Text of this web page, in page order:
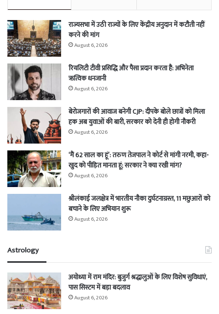
राज्यसभा में उठी राज्यों के लिए केंद्रीय अनुदान में कटौती नहीं
करने की मांग
August 6, 2026
रियलिटी टीवी प्रसिद्धि और पैसा प्रदान करता है: अभिनेता
ऋत्विक धनजानी
August 6, 2026
बेरोजगारों की आवाज बनेगी CJP: दीपके बोले छात्रों को मिला
हक अब युवाओं की बारी, सरकार को देनी ही होगी नौकरी
August 6, 2026
‘मैं 62 साल का हूं’: तरुण तेजपाल ने कोर्ट से मांगी नरमी, कहा-
खुद को पीड़ित मानता हूं; सरकार ने क्या रखी मांग?
August 6, 2026
श्रीलंकाई जलक्षेत्र में भारतीय नौका दुर्घटनाग्रस्त, 11 मछुआरों को
बचाने के लिए अभियान शुरू
August 6, 2026
Astrology
अयोध्या में राम मंदिर: बुजुर्ग श्रद्धालुओं के लिए विशेष सुविधाएं,
पास सिस्टम में बड़ा बदलाव
August 6, 2026